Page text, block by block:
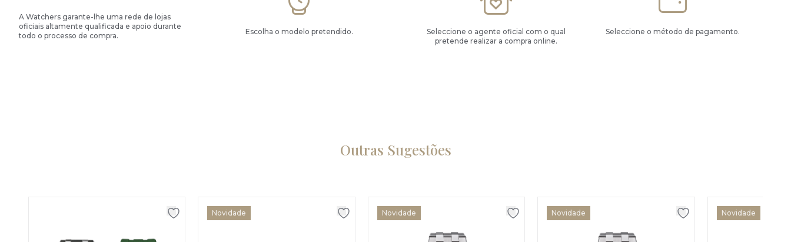
A Watchers garante-lhe uma rede de lojas
oficiais altamente qualificada e apoio durante
todo o processo de compra.
Escolha o modelo pretendido.
Seleccione o agente oficial com o qual
pretende realizar a compra online.
Seleccione o método de pagamento.
Outras Sugestões
Novidade Novidade Novidade Novidade